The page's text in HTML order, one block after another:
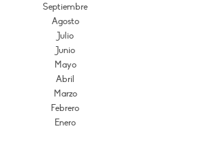
Septiembre
Agosto
Julio
Junio
Mayo
Abril
Marzo
Febrero
Enero